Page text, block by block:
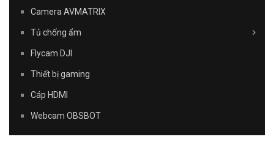
Camera AVMATRIX
Tủ chống ẩm
Flycam DJI
Thiết bị gaming
Cáp HDMI
Webcam OBSBOT